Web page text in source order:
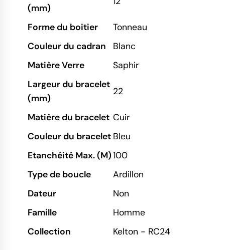
(mm)
Forme du boitier
Tonneau
Couleur du cadran
Blanc
Matière Verre
Saphir
Largeur du bracelet
(mm)
22
Matière du bracelet Cuir
Couleur du bracelet Bleu
Etanchéité Max. (M)100
Type de boucle
Ardillon
Dateur
Non
Famille
Homme
Collection
Kelton - RC24